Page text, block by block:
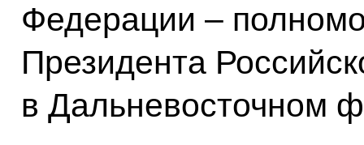
Федерации –
Президента
в Дальневосточном